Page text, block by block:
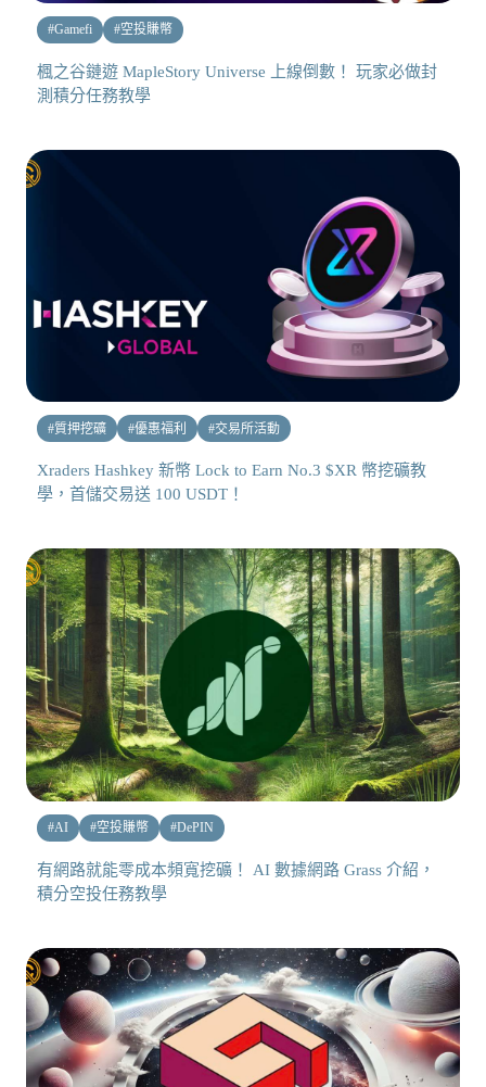
#Gamefi #空投賺幣
楓之谷鏈遊 MapleStory Universe 上線倒數！ 玩家必做封
測積分任務教學
#質押挖礦 #優惠福利 #交易所活動
Xraders Hashkey 新幣 Lock to Earn No.3 $XR 幣挖礦教
學，首儲交易送 100 USDT！
#AI #空投賺幣 #DePIN
有網路就能零成本頻寬挖礦！ AI 數據網路 Grass 介紹，
積分空投任務教學